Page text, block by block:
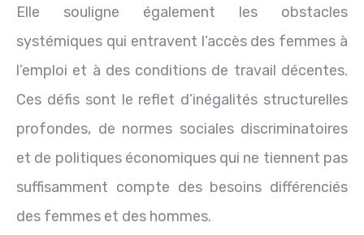
Elle souligne également les obstacles
systémiques qui entravent l’accès des femmes à
l’emploi et à des conditions de travail décentes.
Ces défis sont le reflet d’inégalités structurelles
profondes, de normes sociales discriminatoires
et de politiques économiques qui ne tiennent pas
suffisamment compte des besoins différenciés
des femmes et des hommes.